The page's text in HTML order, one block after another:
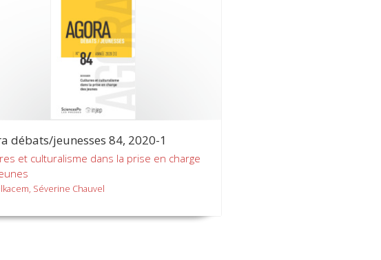
débats/jeunesses 84, 2020-1
et culturalisme dans la prise en charge
Séverine Chauvel